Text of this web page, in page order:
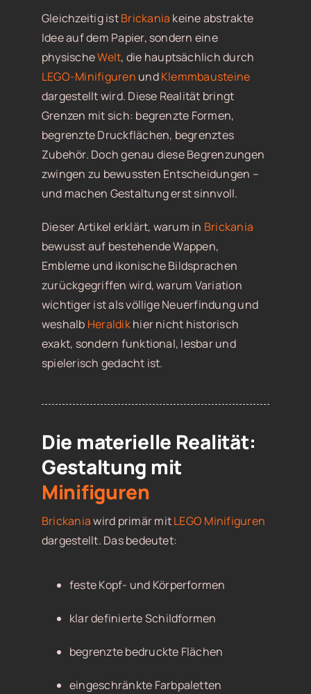
Gleichzeitig istBrickania keine abstrakte
Idee auf dem Papier, sondern eine
physischeWelt, die hauptsächlich durch
LEGO-Minifiguren undKlemmbausteine
dargestellt wird. Diese Realität bringt
Grenzen mit sich: begrenzte Formen,
begrenzte Druckflächen, begrenztes
Zubehör. Doch genau diese Begrenzungen
zwingen zu bewussten Entscheidungen –
und machen Gestaltung erst sinnvoll.
Dieser Artikel erklärt, warum in Brickania
bewusst auf bestehende Wappen,
Embleme und ikonische Bildsprachen
zurückgegriffen wird, warum Variation
wichtiger ist als völlige Neuerfindung und
weshalb Heraldikhier nicht historisch
exakt, sondern funktional, lesbar und
spielerisch gedacht ist.
Die materielle Realität:
Gestaltung mit
Minifiguren
Brickaniawird primär mitLEGO Minifiguren
dargestellt. Das bedeutet:
feste Kopf- und Körperformen
klar definierte Schildformen
begrenzte bedruckte Flächen
eingeschränkte Farbpaletten